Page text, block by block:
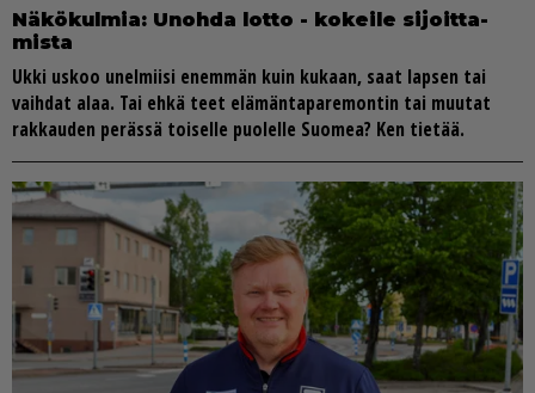
Nä­kö­kul­mia: Unoh­da lot­to - ko­kei­le si­joit­ta­
mis­ta
Uk­ki us­koo unel­mii­si enem­män kuin ku­kaan, saat lap­sen tai
vaih­dat alaa. Tai eh­kä teet elä­män­ta­pa­re­mon­tin tai muu­tat
rak­kau­den pe­räs­sä toi­sel­le puo­lel­le Suo­mea? Ken tie­tää.